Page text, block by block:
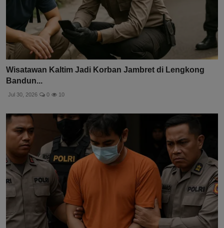
Wisatawan Kaltim Jadi Korban Jambret di Lengkong
Bandun...
Jul 30, 2026 0 10